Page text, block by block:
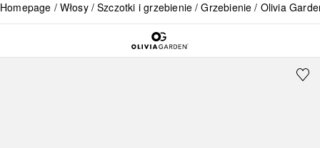
Homepage Włosy Szczotki i grzebienie Grzebienie Olivia